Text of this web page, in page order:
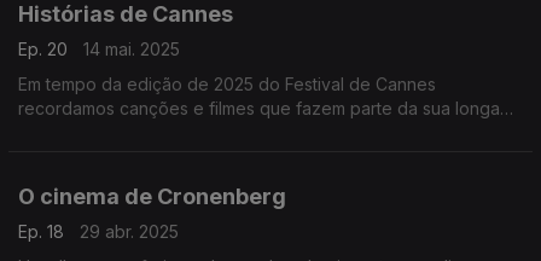
Histórias de Cannes
Ep. 20
14 mai. 2025
Em tempo da edição de 2025 do Festival de Cannes
recordamos canções e filmes que fazem parte da sua longa
O cinema de Cronenberg
Ep. 18
29 abr. 2025